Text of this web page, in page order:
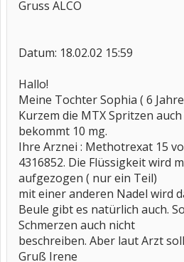
Gruss ALCO
Datum: 18.02.02 15:59
Hallo!
Meine Tochter Sophia ( 6
Kurzem die MTX Spritzen
bekommt 10 mg.
Ihre Arznei : Methotrexat 15
4316852. Die Flüssigkeit wird
aufgezogen ( nur ein Teil)
mit einer anderen Nadel wird
Beule gibt es natürlich auch.
Schmerzen auch nicht
beschreiben. Aber laut Arzt
Gruß Irene